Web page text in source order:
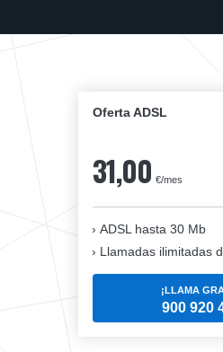
Oferta ADSL
31,00 €/mes
ADSL hasta 30 Mb
Llamadas ilimitadas
¡LLAMA
900 920